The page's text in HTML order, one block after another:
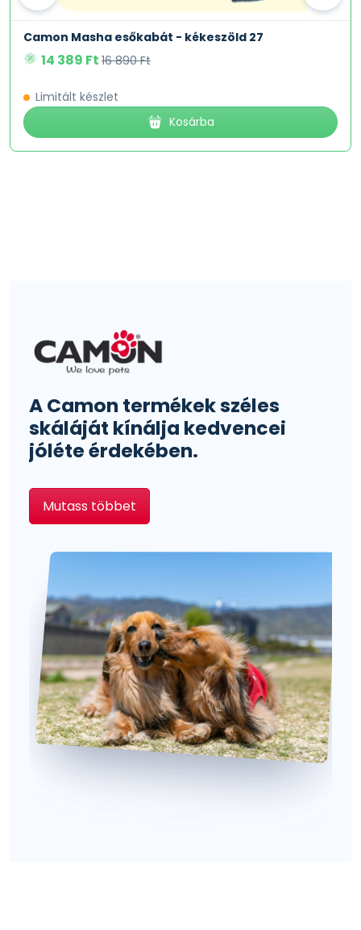
Camon Masha esőkabát - kékeszöld 27
14 389 Ft 16 890 Ft
Limitált készlet
Kosárba
A Camon termékek széles
skáláját kínálja kedvencei
jóléte érdekében.
Mutass többet